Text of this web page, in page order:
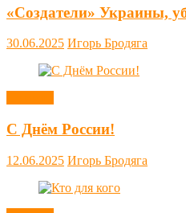
«Создатели» Украины,
30.06.2025 Игорь Бродяга
С Днём России!
12.06.2025 Игорь Бродяга